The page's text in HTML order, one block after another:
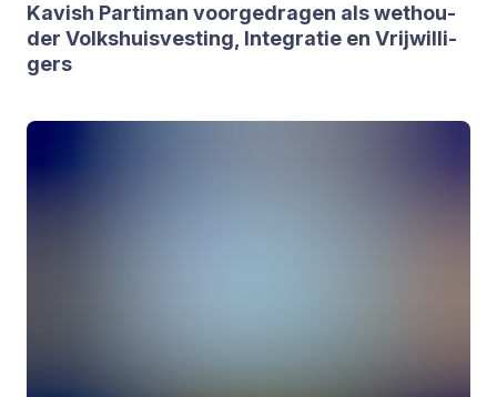
Kavish Par­ti­man voor­ge­dra­gen als wet­hou­
der Volks­huis­ves­ting, Inte­gra­tie en Vrij­wil­li­
gers